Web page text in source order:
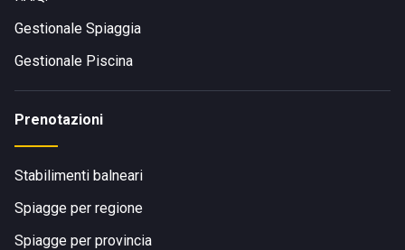
Gestionale Spiaggia
Gestionale Piscina
Prenotazioni
Stabilimenti balneari
Spiagge per regione
Spiagge per provincia